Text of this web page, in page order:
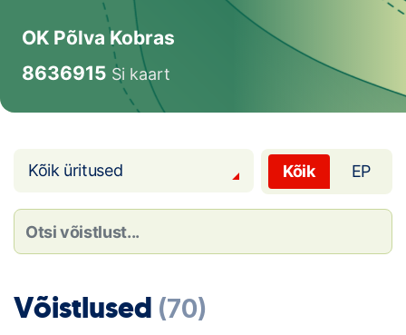
Eesti Orienteerumine 100!
Toetamine
Telli litsents!
Noored
OK Põlva Kobras
8636915 Si kaart
Kõik üritused Kõik EP
Võistlused (70)